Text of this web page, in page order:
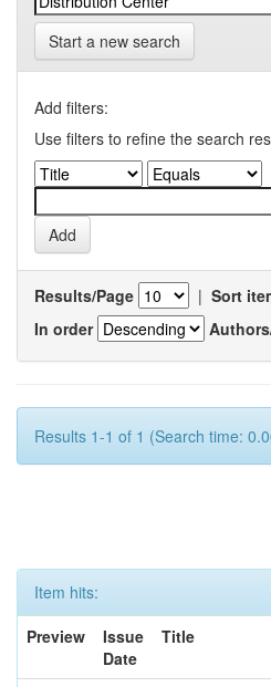
Start a new search
Add filters:
Use filters to refine the search
Results/Page | Sort
In order
Results 1-1 of 1 (Search time:
Item hits:
Preview
Issue
Date
Title